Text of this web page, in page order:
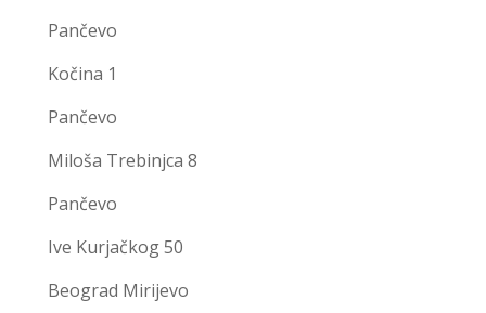
Pančevo
Kočina 1
Pančevo
Miloša Trebinjca 8
Pančevo
Ive Kurjačkog 50
Beograd Mirijevo